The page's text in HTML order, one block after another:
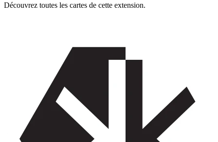
Découvrez toutes les cartes de cette extension.